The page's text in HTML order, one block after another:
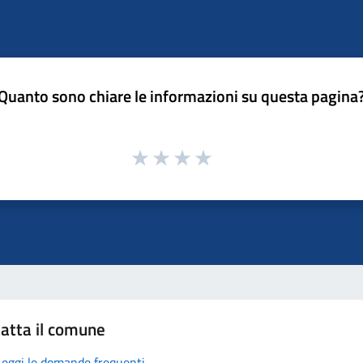
sono chiare le informazioni su questa
il comune